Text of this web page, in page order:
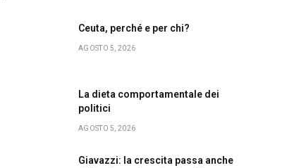
Ceuta, perché e per chi?
AGOSTO 5, 2026
La dieta comportamentale dei
politici
AGOSTO 5, 2026
Giavazzi: la crescita passa anche